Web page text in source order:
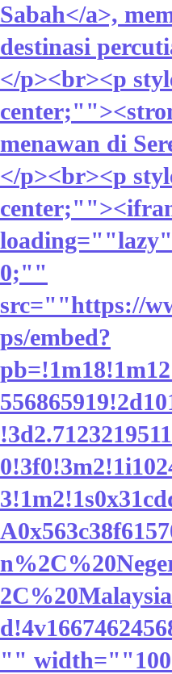
Sabah</a>,
destinasi
</p><br><p
menawan di
</p><br><p
0;""
src=""https://
ps/embed?
""